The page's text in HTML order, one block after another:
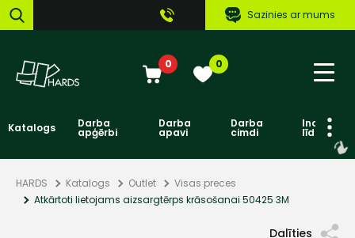
Sazinies ar mums
0 0
Katalogs Darba
apģērbi
Darba
apavi
Darba
cimdi līdzekļi
HARDS Katalogs Outlet
Visas preces
Atkārtoti lietojams aizsargtērps krāsošanai 50425 3M
Dalīties